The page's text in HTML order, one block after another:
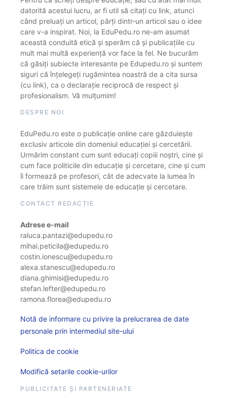
datorită acestui lucru, ar fi util să citați cu link, atunci
când preluați un articol, părți dintr-un articol sau o idee
care v-a inspirat. Noi, la EduPedu.ro ne-am asumat
această conduită etică și sperăm că și publicațiile cu
mult mai multă experiență vor face la fel. Ne bucurăm
că găsiți subiecte interesante pe Edupedu.ro și suntem
siguri că înțelegeți rugămintea noastră de a cita sursa
(cu link), ca o declarație reciprocă de respect și
profesionalism. Vă mulțumim!
DESPRE NOI
EduPedu.ro este o publicație online care găzduiește
exclusiv articole din domeniul educației și cercetării.
Urmărim constant cum sunt educați copiii noștri, cine și
cum face politicile din educație și cercetare, cine și cum
îi formează pe profesori, cât de adecvate la lumea în
care trăim sunt sistemele de educație și cercetare.
CONTACT REDACȚIE
Adrese e-mail
raluca.pantazi@edupedu.ro
mihai.peticila@edupedu.ro
costin.ionescu@edupedu.ro
alexa.stanescu@edupedu.ro
diana.ghimisi@edupedu.ro
stefan.lefter@edupedu.ro
ramona.florea@edupedu.ro
Notă de informare cu privire la prelucrarea de date
personale prin intermediul site-ului
Politica de cookie
Modifică setarile cookie-urilor
PUBLICITATE ȘI PARTENERIATE